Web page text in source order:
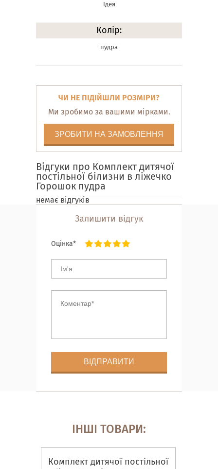
Ідея
Колір:
пудра
ЧИ НЕ ПІДІЙШЛИ РОЗМІРИ?
Ми зробимо за вашими мірками.
ЗРОБИТИ НА ЗАМОВЛЕННЯ
Відгуки про Комплект дитячої
постільної білизни в ліжечко
Горошок пудра
немає відгуків
Залишити відгук
Оцінка*
ІНШІ ТОВАРИ:
Комплект дитячої постільної